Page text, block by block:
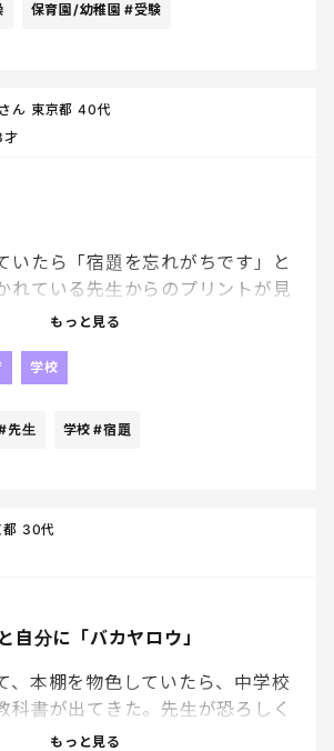
保育園/幼稚園 #受験
さん 東京都 40代
才
いたら「宿題を忘れがちです」と
れている先生からのプリントが見
っているのに何で治らないんだろ。
生からの連絡を無視している結果
もっと見る
学校
先生 学校 #宿題
自分に「バカヤロウ」
都 30代
、本棚を物色していたら、中学校
科書が出てきた。先生が恐ろしく
れてた。今では考えられないくら
もっと見る